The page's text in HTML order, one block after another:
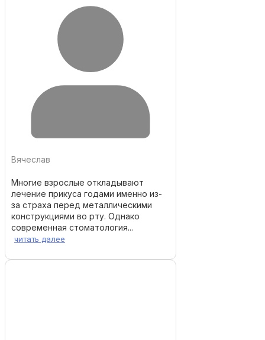
Вячеслав
Многие взрослые откладывают
лечение прикуса годами именно из-
за страха перед металлическими
конструкциями во рту. Однако
современная стоматология...
читать далее